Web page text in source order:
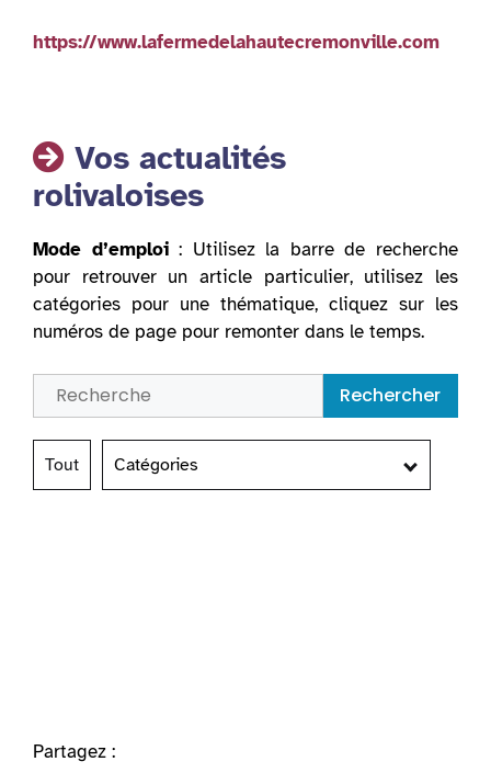
https://www.lafermedelahautecremonville.com
Vos actualités
rolivaloises
Mode d’emploi: Utilisez la barre de recherche
pour retrouver un article particulier, utilisez les
catégories pour une thématique, cliquez sur les
numéros de page pour remonter dans le temps.
Rechercher
Tout Catégories
Partagez :